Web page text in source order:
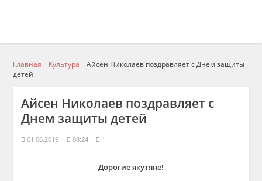
Главная Культура
Айсен Николаев поздравляет с Днем защиты
детей
Айсен Николаев поздравляет с
Днем защиты детей
01.06.2019 08:24 1
Дорогие якутяне!